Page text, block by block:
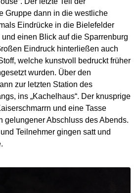
Gruppe dann in die westliche
Eindrücke in die Bielefelder
einen Blick auf die Sparrenburg
Eindruck hinterließen auch
welche kunstvoll bedruckt früher
wurden. Über den
zur letzten Station des
ins „Kachelhaus“. Der knusprige
und eine Tasse
gelungener Abschluss des Abends.
Teilnehmer gingen satt und